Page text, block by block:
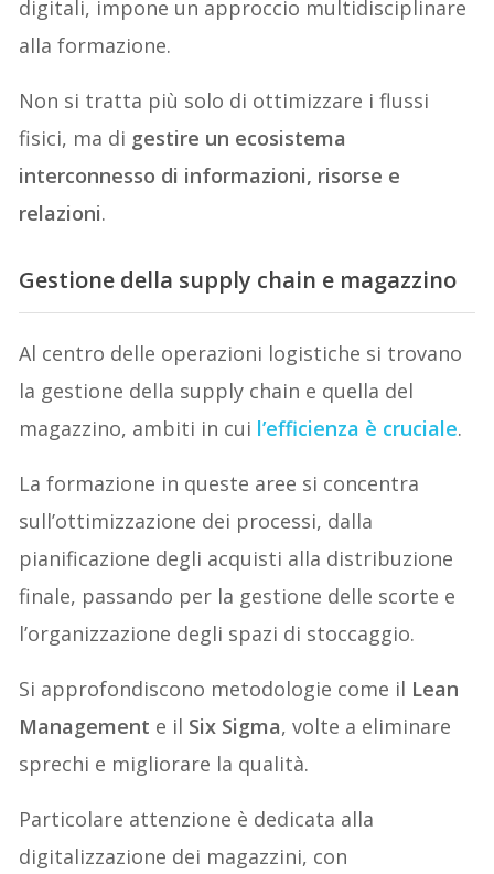
digitali, impone un approccio multidisciplinare
alla formazione.
Non si tratta più solo di ottimizzare i flussi
fisici, ma di gestire un ecosistema
interconnesso di informazioni, risorse e
relazioni.
Gestione della supply chain e magazzino
Al centro delle operazioni logistiche si trovano
la gestione della supply chain e quella del
magazzino, ambiti in cui l’efficienza è cruciale.
La formazione in queste aree si concentra
sull’ottimizzazione dei processi, dalla
pianificazione degli acquisti alla distribuzione
finale, passando per la gestione delle scorte e
l’organizzazione degli spazi di stoccaggio.
Si approfondiscono metodologie come il Lean
Management e il Six Sigma, volte a eliminare
sprechi e migliorare la qualità.
Particolare attenzione è dedicata alla
digitalizzazione dei magazzini, con